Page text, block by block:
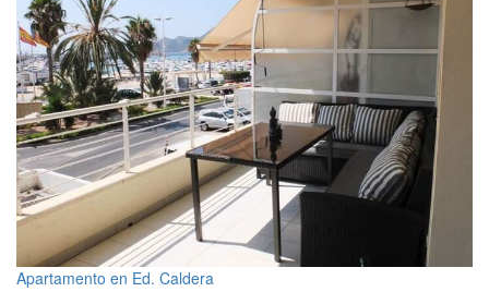
Apartamento en Ed. Caldera